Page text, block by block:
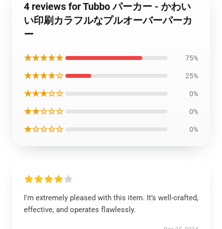
4 reviews for Tubbo パーカー - かわい
い印刷カラフルなプルオーバーパーカ
ー
★★★★★ 75%
★★★★☆ 25%
★★★☆☆ 0%
★★☆☆☆ 0%
★☆☆☆☆ 0%
I'm extremely pleased with this item. It’s well-crafted,
effective, and operates flawlessly.